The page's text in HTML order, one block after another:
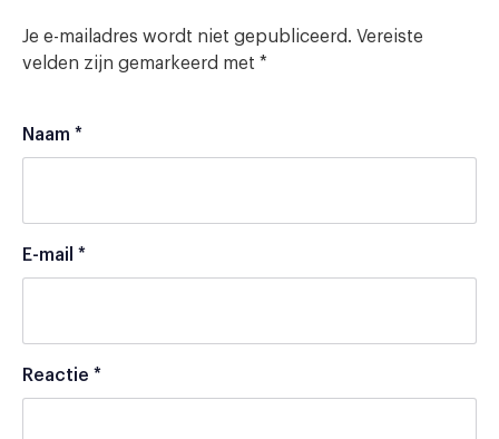
Je e-mailadres wordt niet gepubliceerd. Vereiste
velden zijn gemarkeerd met *
Naam *
E-mail *
Reactie *